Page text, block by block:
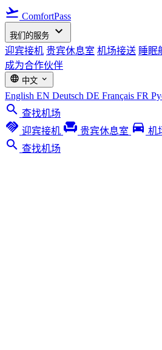
flight_takeoff ComfortPass
我们的服务 expand_more
迎宾接机 贵宾休息室 机场接送 睡眠
成为合作伙伴
language 中文 expand_more
English EN Deutsch DE Français FR
search 查找机场
handshake 迎宾接机 chair 贵宾休息室 directions_car 机
search 查找机场